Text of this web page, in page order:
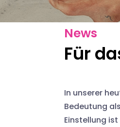
News
Für
In unserer
Bedeutung
Einstellung